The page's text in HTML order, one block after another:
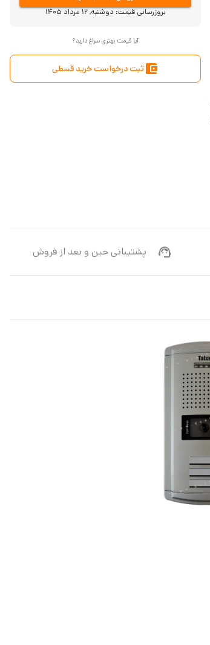
بروزرسانی قیمت:دوشنبه, 12 مرداد 1405
آیا قیمت بهتری سراغ دارید؟
ثبت درخواست خرید قسطی
پشتیبانی حین و بعد از فروش